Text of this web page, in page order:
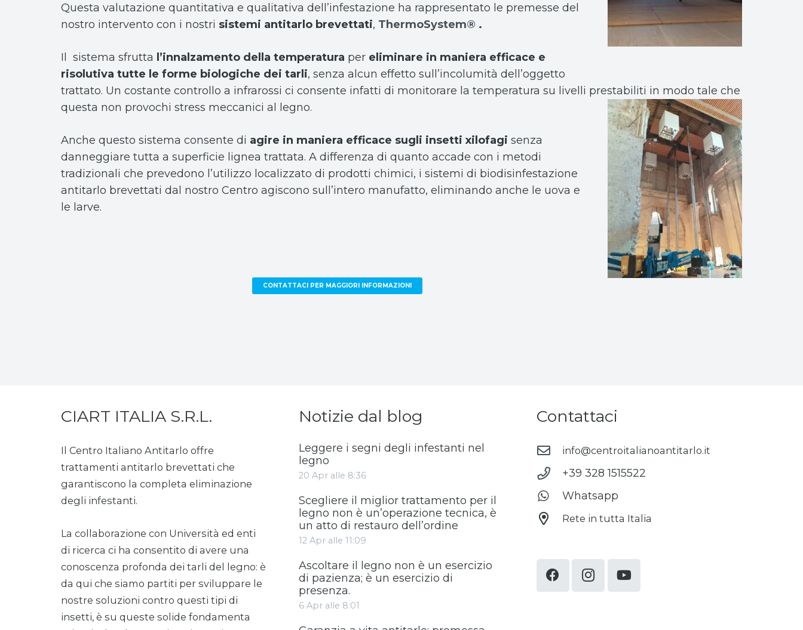
Questa valutazione quantitativa e qualitativa dell’infestazione ha rappresentato le premesse del
nostro intervento con i nostri sistemi antitarlo brevettati, ThermoSystem® .
Il sistema sfrutta l’innalzamento della temperatura per eliminare in maniera efficace e
risolutiva tutte le forme biologiche dei tarli, senza alcun effetto sull’incolumità dell’oggetto
trattato. Un costante controllo a infrarossi ci consente infatti di monitorare la temperatura su livelli prestabiliti in modo tale che
questa non provochi stress meccanici al legno.
Anche questo sistema consente di agire in maniera efficace sugli insetti xilofagi senza
danneggiare tutta a superficie lignea trattata. A differenza di quanto accade con i metodi
tradizionali che prevedono l’utilizzo localizzato di prodotti chimici, i sistemi di biodisinfestazione
antitarlo brevettati dal nostro Centro agiscono sull’intero manufatto, eliminando anche le uova e
le larve.
CONTATTACI PER MAGGIORI INFORMAZIONI
CIART ITALIA S.R.L.
Il Centro Italiano Antitarlo offre
trattamenti antitarlo brevettati che
garantiscono la completa eliminazione
degli infestanti.
La collaborazione con Università ed enti
di ricerca ci ha consentito di avere una
conoscenza profonda dei tarli del legno: è
da qui che siamo partiti per sviluppare le
nostre soluzioni contro questi tipi di
insetti, è su queste solide fondamenta
Notizie dal blog
Leggere i segni degli infestanti nel
legno
20 Apr alle 8:36
Scegliere il miglior trattamento per il
legno non è un’operazione tecnica, è
un atto di restauro dell’ordine
12 Apr alle 11:09
Ascoltare il legno non è un esercizio
di pazienza; è un esercizio di
presenza.
6 Apr alle 8:01
Contattaci
info@centroitalianoantitarlo.it
+39 328 1515522
Whatsapp
Rete in tutta Italia